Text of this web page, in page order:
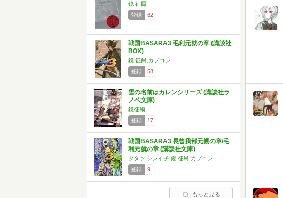
鏡 征爾
登録
62
戦国BASARA3 毛利元就の章 (講談社
BOX)
鏡 征爾,カプコン
登録
58
雪の名前はカレンシリーズ (講談社ラ
ノベ文庫)
鏡征爾
登録
17
戦国BASARA3 長曾我部元親の章/毛
利元就の章 (講談社文庫)
タタツ シンイチ,鏡 征爾,カプコン
登録
9
もっと見る